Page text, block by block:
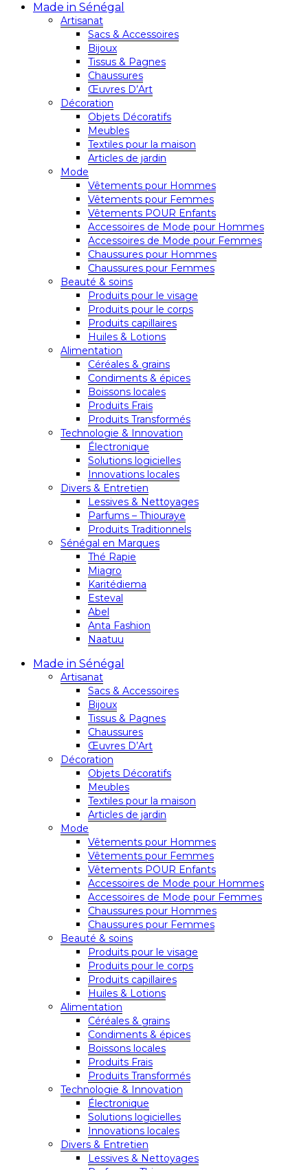
Made in Sénégal
Artisanat
Sacs & Accessoires
Bijoux
Tissus & Pagnes
Chaussures
Œuvres D’Art
Décoration
Objets Décoratifs
Meubles
Textiles pour la maison
Articles de jardin
Mode
Vêtements pour Hommes
Vêtements pour Femmes
Vêtements POUR Enfants
Accessoires de Mode pour Hommes
Accessoires de Mode pour Femmes
Chaussures pour Hommes
Chaussures pour Femmes
Beauté & soins
Produits pour le visage
Produits pour le corps
Produits capillaires
Huiles & Lotions
Alimentation
Céréales & grains
Condiments & épices
Boissons locales
Produits Frais
Produits Transformés
Technologie & Innovation
Électronique
Solutions logicielles
Innovations locales
Divers & Entretien
Lessives & Nettoyages
Parfums – Thiouraye
Produits Traditionnels
Sénégal en Marques
Thé Rapie
Miagro
Karitédiema
Esteval
Abel
Anta Fashion
Naatuu
Made in Sénégal
Artisanat
Sacs & Accessoires
Bijoux
Tissus & Pagnes
Chaussures
Œuvres D’Art
Décoration
Objets Décoratifs
Meubles
Textiles pour la maison
Articles de jardin
Mode
Vêtements pour Hommes
Vêtements pour Femmes
Vêtements POUR Enfants
Accessoires de Mode pour Hommes
Accessoires de Mode pour Femmes
Chaussures pour Hommes
Chaussures pour Femmes
Beauté & soins
Produits pour le visage
Produits pour le corps
Produits capillaires
Huiles & Lotions
Alimentation
Céréales & grains
Condiments & épices
Boissons locales
Produits Frais
Produits Transformés
Technologie & Innovation
Électronique
Solutions logicielles
Innovations locales
Divers & Entretien
Lessives & Nettoyages